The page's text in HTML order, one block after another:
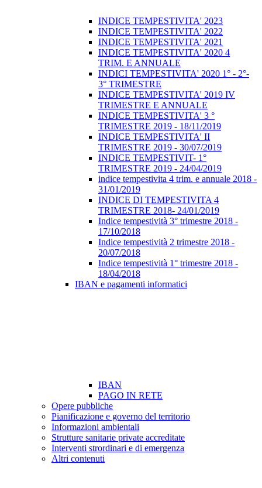
INDICE TEMPESTIVITA' 2023
INDICE TEMPESTIVITA' 2022
INDICE TEMPESTIVITA' 2021
INDICE TEMPESTIVITA' 2020 4
TRIM. E ANNUALE
INDICI TEMPESTIVITA' 2020 1° - 2°-
3° TRIMESTRE
INDICE TEMPESTIVITA' 2019 IV
TRIMESTRE E ANNUALE
INDICE TEMPESTIVITA' 3 °
TRIMESTRE 2019 - 18/11/2019
INDICE TEMPESTIVITA' II
TRIMESTRE 2019 - 30/07/2019
INDICE TEMPESTIVIT- 1°
TRIMESTRE 2019 - 24/04/2019
indice tempestivita 4 trim. e annuale 2018 -
31/01/2019
INDICE DI TEMPESTIVITA 4
TRIMESTRE 2018- 24/01/2019
Indice tempestività 3° trimestre 2018 -
17/10/2018
Indice tempestività 2 trimestre 2018 -
20/07/2018
Indice tempestività 1° trimestre 2018 -
18/04/2018
IBAN e pagamenti informatici
IBAN
PAGO IN RETE
Opere pubbliche
Pianificazione e governo del territorio
Informazioni ambientali
Strutture sanitarie private accreditate
Interventi strordinari e di emergenza
Altri contenuti